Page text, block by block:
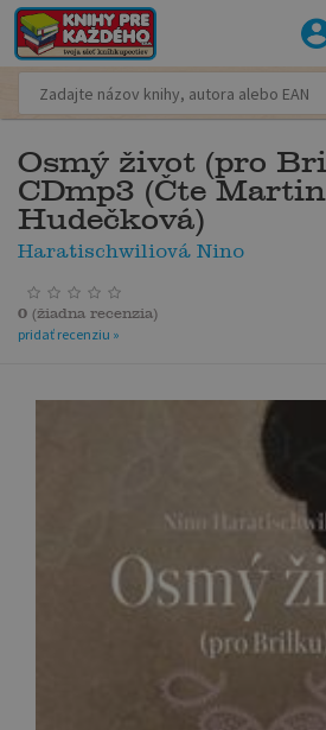
Osmý život (pro
CDmp3 (Čte
Hudečková)
Haratischwiliová Nino
0 (žiadna recenzia)
pridať recenziu »